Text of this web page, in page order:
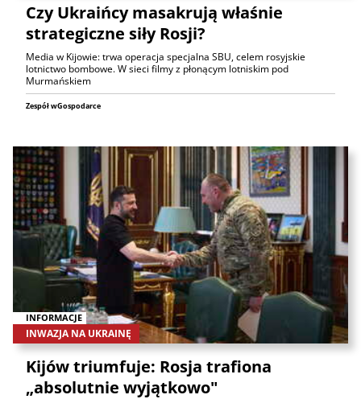
Czy Ukraińcy masakrują właśnie
strategiczne siły Rosji?
Media w Kijowie: trwa operacja specjalna SBU, celem rosyjskie
lotnictwo bombowe. W sieci filmy z płonącym lotniskim pod
Murmańskiem
Zespół wGospodarce
INFORMACJE
INWAZJA NA UKRAINĘ
Kijów triumfuje: Rosja trafiona
„absolutnie wyjątkowo"